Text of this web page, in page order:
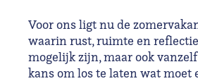
Voor ons ligt nu de
waarin rust, ruimte en
mogelijk zijn, maar ook
kans om los te laten wat moet